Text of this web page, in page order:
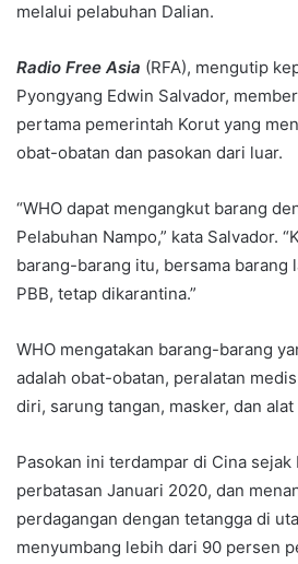
melalui pelabuhan Dalian.
Radio Free Asia (RFA), mengutip
Pyongyang Edwin Salvador,
pertama pemerintah Korut yang
obat-obatan dan pasokan dari luar.
“WHO dapat mengangkut barang
Pelabuhan Nampo,” kata Salvador.
barang-barang itu, bersama barang
PBB, tetap dikarantina.”
WHO mengatakan barang-barang
adalah obat-obatan, peralatan
diri, sarung tangan, masker, dan
Pasokan ini terdampar di Cina
perbatasan Januari 2020, dan
perdagangan dengan tetangga di
menyumbang lebih dari 90 persen